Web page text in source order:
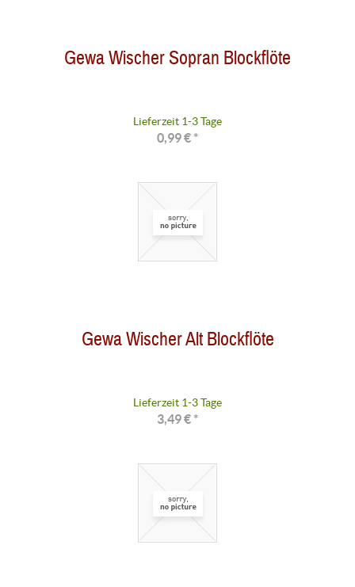
Gewa Wischer Sopran Blockflöte
Lieferzeit 1-3 Tage
0,99 € *
Gewa Wischer Alt Blockflöte
Lieferzeit 1-3 Tage
3,49 € *